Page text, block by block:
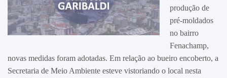
produção de
pré-moldados
no bairro
Fenachamp,
novas medidas foram adotadas. Em relação ao bueiro encoberto, a
Secretaria de Meio Ambiente esteve vistoriando o local nesta